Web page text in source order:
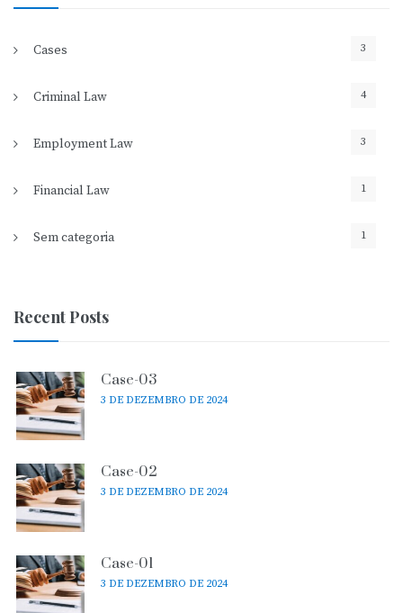
Cases 3
Criminal Law 4
Employment Law 3
Financial Law 1
Sem categoria 1
Recent Posts
Case-03
3 DE DEZEMBRO DE 2024
Case-02
3 DE DEZEMBRO DE 2024
Case-01
3 DE DEZEMBRO DE 2024